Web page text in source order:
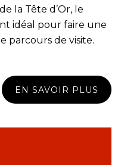
la Tête d’Or, le
idéal pour faire une
parcours de visite.
EN SAVOIR PLUS